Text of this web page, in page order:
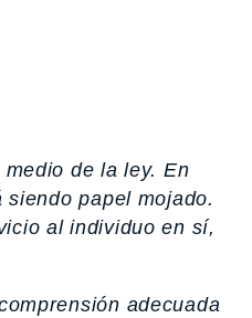
de la ley. En
papel mojado.
al individuo en sí,
adecuada